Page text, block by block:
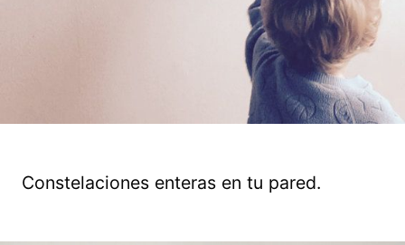
Constelaciones enteras en tu pared.